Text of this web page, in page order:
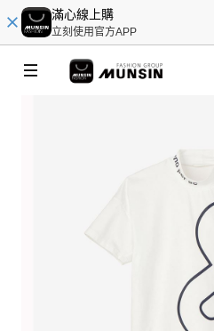
滿心線上購
立刻使用官方APP